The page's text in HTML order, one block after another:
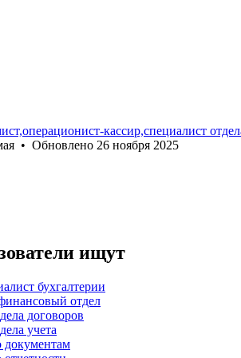
кассир,специалист
• Обновлено 26 ноября 2025
ищут
бухгалтерии
отдел
договоров
учета
документам